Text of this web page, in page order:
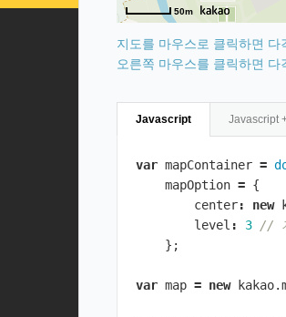
50m
지도를 마우스로 클릭하면
오른쪽 마우스를 클릭하면
Javascript
var mapContainer =
mapOption = {
center: new
level : 3
//
};
var map = new kakao.
Javascript